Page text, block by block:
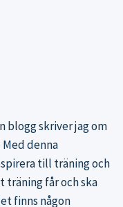
blogg skriver jag om
denna
till träning och
träning får och ska
finns någon